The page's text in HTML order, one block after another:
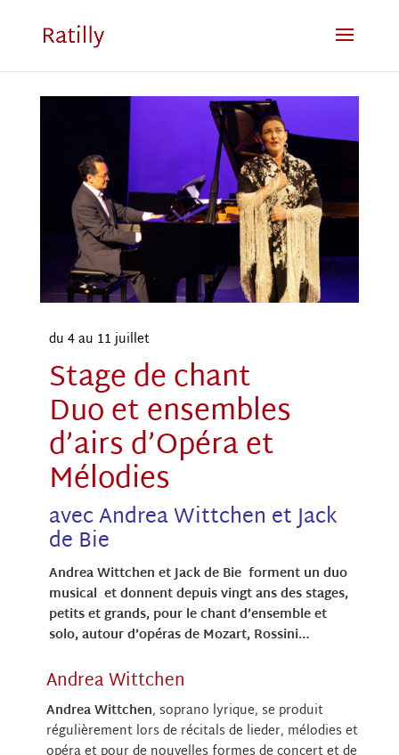
du 4 au 11 juillet
Stage de chant
Duo et ensembles
d’airs d’Opéra et
Mélodies
avec Andrea Wittchen et Jack
de Bie
Andrea Wittchen et Jack de Bie forment un duo
musical et donnent depuis vingt ans des stages,
petits et grands, pour le chant d’ensemble et
solo, autour d’opéras de Mozart, Rossini…
Andrea Wittchen
Andrea Wittchen, soprano lyrique, se produit
régulièrement lors de récitals de lieder, mélodies et